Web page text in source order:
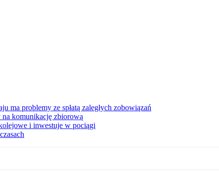
ma problemy ze spłatą zaległych zobowiązań
komunikację zbiorową
i inwestuje w pociągi